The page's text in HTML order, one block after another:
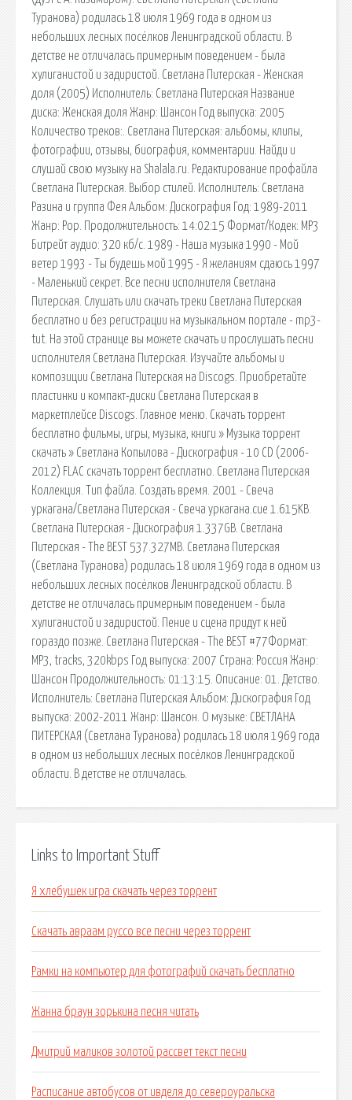
Туранова) родилась 18 июля 1969 года в одном из
небольших лесных посёлков Ленинградской области. В
детстве не отличалась примерным поведением - была
хулиганистой и задиристой. Светлана Питерская - Женская
доля (2005) Исполнитель: Светлана Питерская Название
диска: Женская доля Жанр: Шансон Год выпуска: 2005
Количество треков:. Светлана Питерская: альбомы, клипы,
фотографии, отзывы, биография, комментарии. Найди и
слушай свою музыку на Shalala.ru. Редактирование профайла
Светлана Питерская. Выбор стилей. Исполнитель: Светлана
Разина и группа Фея Альбом: Дискография Год: 1989-2011
Жанр: Pop. Продолжительность: 14:02:15 Формат/Кодек: MP3
Битрейт аудио: 320 кб/с. 1989 - Наша музыка 1990 - Мой
ветер 1993 - Ты будешь мой 1995 - Я желаниям сдаюсь 1997
- Маленький секрет. Все песни исполнителя Светлана
Питерская. Слушать или скачать треки Светлана Питерская
бесплатно и без регистрации на музыкальном портале - mp3-
tut. На этой странице вы можете скачать и прослушать песни
исполнителя Светлана Питерская. Изучайте альбомы и
композиции Светлана Питерская на Discogs. Приобретайте
пластинки и компакт-диски Светлана Питерская в
маркетплейсе Discogs. Главное меню. Cкачать торрент
бесплатно фильмы, игры, музыка, книги » Музыка торрент
скачать » Светлана Копылова - Дискография - 10 CD (2006-
2012) FLAC скачать торрент бесплатно. Светлана Питерская
Коллекция. Тип файла. Создать время. 2001 - Свеча
уркагана/Светлана Питерская - Свеча уркагана.cue 1.615KB.
Светлана Питерская - Дискография 1.337GB. Светлана
Питерская - The BEST 537.327MB. Светлана Питерская
(Светлана Туранова) родилась 18 июля 1969 года в одном из
небольших лесных посёлков Ленинградской области. В
детстве не отличалась примерным поведением - была
хулиганистой и задиристой. Пение и сцена придут к ней
гораздо позже. Светлана Питерская - The BEST #77Формат:
MP3, tracks, 320kbps Год выпуска: 2007 Страна: Россия Жанр:
Шансон Продолжительность: 01:13:15. Описание: 01. Детство.
Исполнитель: Светлана Питерская Альбом: Дискография Год
выпуска: 2002-2011 Жанр: Шансон. О музыке: СВЕТЛАНА
ПИТЕРСКАЯ (Светлана Туранова) родилась 18 июля 1969 года
в одном из небольших лесных посёлков Ленинградской
области. В детстве не отличалась.
Links to Important Stuff
Я хлебушек игра скачать через торрент
Скачать авраам руссо все песни через торрент
Рамки на компьютер для фотографий скачать бесплатно
Жанна браун зорькина песня читать
Дмитрий маликов золотой рассвет текст песни
Расписание автобусов от ивделя до североуральска